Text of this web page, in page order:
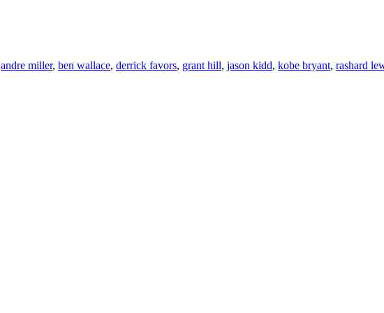
andre miller, ben wallace, derrick favors, grant hill, jason kidd, kobe bryant, rashard